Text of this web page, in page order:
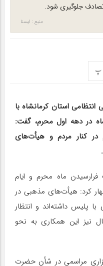
جلوگیری شود.
منبع : ایسنا
پ
استان کرمانشاه با
در دهه اول محرم، گفت:
کنار مردم و هیأت‌های
ماه محرم و ایام
کرد: هیأت‌های مذهبی در
پلیس داشته‌اند و انتظار
نیز این همکاری به نحو
مراسمی در شأن حضرت